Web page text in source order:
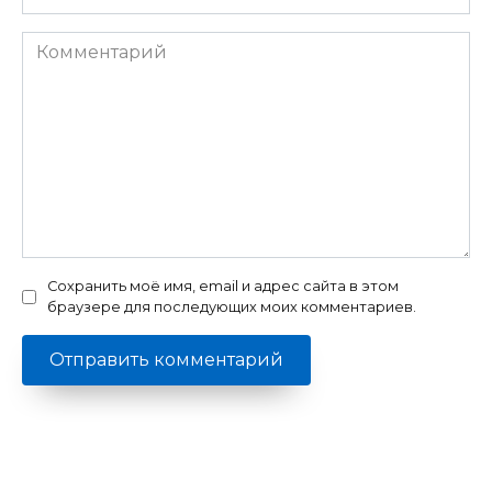
Комментарий
Сохранить моё имя, email и адрес сайта в этом
браузере для последующих моих комментариев.